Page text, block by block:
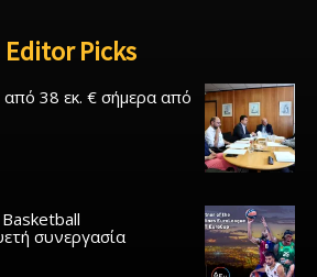
Editor Picks
38 εκ. € σήμερα από
συνεργασία